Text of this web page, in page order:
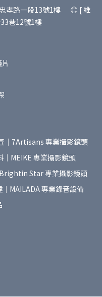
忠孝路一段13號1樓 ◎ [ 維
巷12號1樓
｜7Artisans 專業攝影鏡頭
｜MEIKE 專業攝影鏡頭
Star 專業攝影鏡頭
｜MAILADA 專業錄音設備